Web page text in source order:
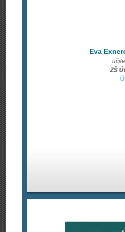
Eva
ZŠ